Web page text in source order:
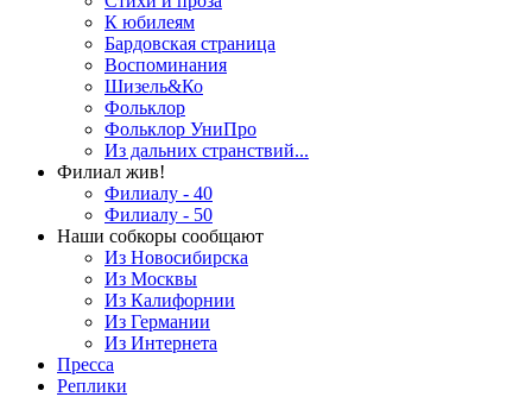
К юбилеям
Бардовская страница
Воспоминания
Шизель&Ко
Фольклор
Фольклор УниПро
Из дальних странствий...
Филиал жив!
Филиалу - 40
Филиалу - 50
Наши собкоры сообщают
Из Новосибирска
Из Москвы
Из Калифорнии
Из Германии
Из Интернета
Пресса
Реплики